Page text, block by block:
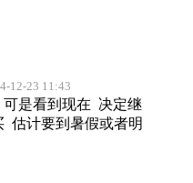
12-23 11:43
是看到现在 决定继
估计要到暑假或者明